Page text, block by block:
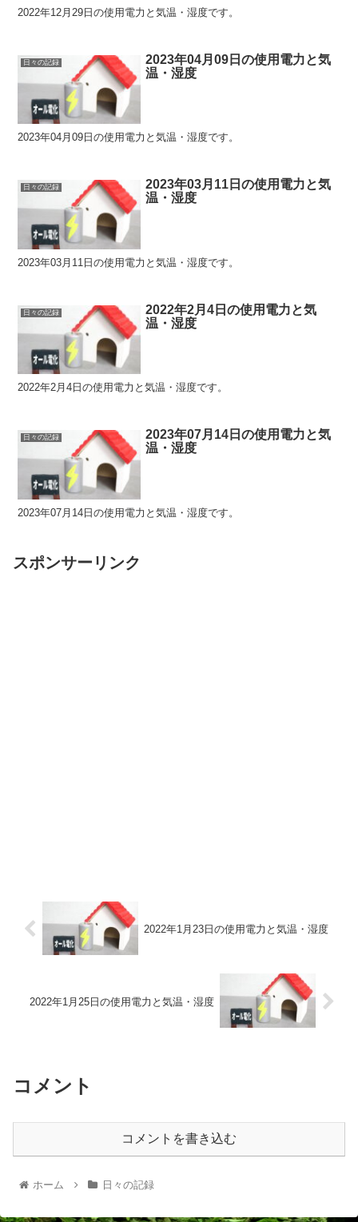
2022年12月29日の使用電力と気温・湿度です。
日々の記録
2023年04月09日の使用電力と気
温・湿度
2023年04月09日の使用電力と気温・湿度です。
日々の記録
2023年03月11日の使用電力と気
温・湿度
2023年03月11日の使用電力と気温・湿度です。
日々の記録
2022年2月4日の使用電力と気
温・湿度
2022年2月4日の使用電力と気温・湿度です。
日々の記録
2023年07月14日の使用電力と気
温・湿度
2023年07月14日の使用電力と気温・湿度です。
スポンサーリンク
2022年1月23日の使用電力と気温・湿度
2022年1月25日の使用電力と気温・湿度
コメント
コメントを書き込む
ホーム 日々の記録